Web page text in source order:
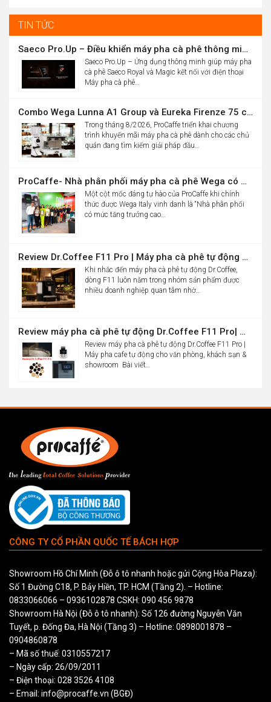
10.900.000đ.
TIN TỨC
Saeco Pro.Up – Điều khiển máy pha cà phê thông minh Saeco Royal & Magic bằng điện thoại
Saeco Pro.Up – Ứng dụng thông minh giúp máy pha
cà phê Saeco Royal và Magic kết nối với điện thoại
Máy pha cà phê…
Combo Wega Lunna A1 Group và Eureka Firenze 75 chỉ 61,9 triệu
Trong tháng 8/2026, ProCaffe triển khai chương
trình khuyến mãi máy pha cà phê dành cho các chủ
quán đang tìm kiếm giải pháp đầu…
ProCaffe- Nhà phân phối máy pha cà phê Wega có mức tăng trưởng cao nhất thế giới
Một cột mốc đáng tự hào của ProCaffe khi chính
thức được Wega Italy vinh danh là “Nhà phân phối
có mức tăng trưởng cao…
Review Dr.Coffee F11 Pro | Máy pha cà phê tự động cho văn phòng
Khi nhắc đến máy pha cà phê tự động Dr.Coffee,
dòng F11 luôn nằm trong nhóm sản phẩm được
nhiều doanh nghiệp quan tâm nhờ…
Review máy pha cà phê tự động Dr.Coffee F11 Pro| Máy pha cafe tự động cho văn phòng, khách sạn & showroom
Review máy pha cà phê tự động Dr.Coffee F11 Pro |
Máy pha cafe tự động cho văn phòng, khách sạn &
showroom Bài viết…
CÔNG TY CỔ PHẦN QUỐC TẾ BÁCH HỢP
Showroom Hồ Chí Minh (Đỗ ô tô nhanh hoặc gửi Cộng Hòa Plaza):
Số 1 Đường C18, P. Bảy Hiền, TP. HCM (Tầng 2). – Hotline:
0833066066 – 0936102878 CSKH: 090 456 9878
Showroom Hà Nội (Đỗ ô tô nhanh): Số 126 đường Nguyễn Văn
Tuyết, p. Đống Đa, Hà Nội (Tầng 3) – Hotline: 0898001878 –
0904860878
– Mã số thuế: 0310557217
– Ngày cấp: 26/09/2011
– Điện thoại: 028 3526 4108
– Email: info@procaffe.vn (BGĐ)